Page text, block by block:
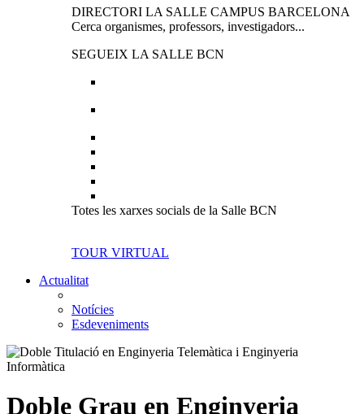
DIRECTORI LA SALLE CAMPUS BARCELONA
Cerca organismes, professors, investigadors...
SEGUEIX LA SALLE BCN
Totes les xarxes socials de la Salle BCN
TOUR VIRTUAL
Actualitat
Notícies
Esdeveniments
Doble Grau en Enginyeria